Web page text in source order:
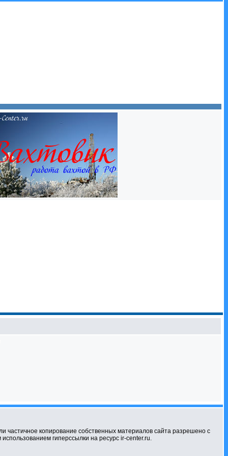
копирование собственных материалов сайта разрешено с
гиперссылки на ресурс ir-center.ru.